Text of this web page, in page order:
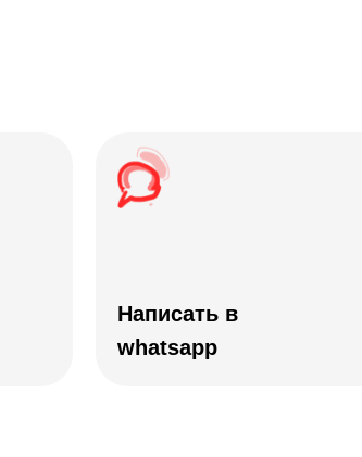
Написать в
whatsapp